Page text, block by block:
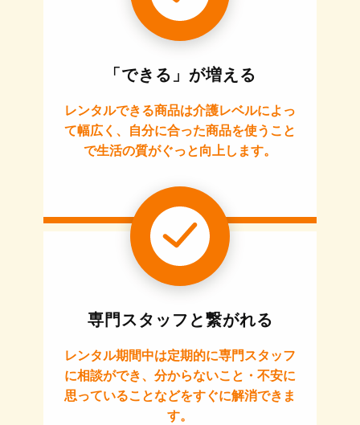
「できる」が増える
レンタルできる商品は介護レベルによっ
て幅広く、自分に合った商品を使うこと
で生活の質がぐっと向上します。
専門スタッフと繋がれる
レンタル期間中は定期的に専門スタッフ
に相談ができ、分からないこと・不安に
思っていることなどをすぐに解消できま
す。